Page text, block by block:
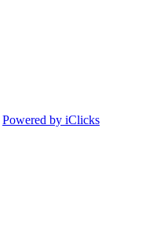
Powered by iClicks